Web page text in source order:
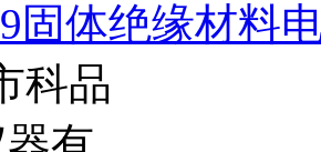
固体绝缘材料